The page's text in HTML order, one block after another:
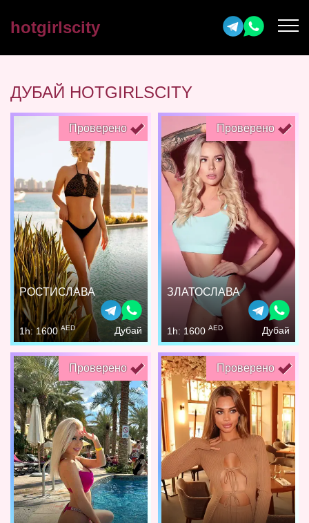
hotgirlscity
ДУБАЙ HOTGIRLSCITY
Проверено
РОСТИСЛАВА
1h: 1600AED Дубай
Проверено
ЗЛАТОСЛАВА
1h: 1600 AED Дубай
Проверено Проверено